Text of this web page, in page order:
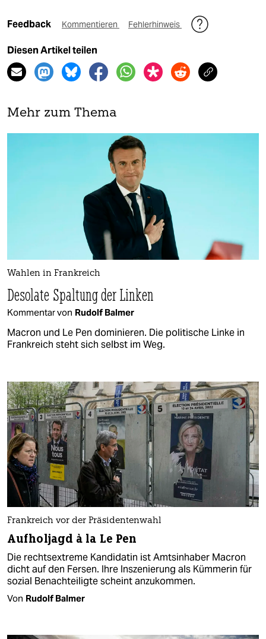
Feedback Kommentieren Fehlerhinweis
Diesen Artikel teilen
Mehr zum Thema
Wahlen in Frankreich
Desolate Spaltung der Linken
Kommentar von Rudolf Balmer
Macron und Le Pen dominieren. Die politische Linke in
Frankreich steht sich selbst im Weg.
Frankreich vor der Präsidentenwahl
Aufholjagd à la Le Pen
Die rechtsextreme Kandidatin ist Amtsinhaber Macron
dicht auf den Fersen. Ihre Inszenierung als Kümmerin für
sozial Benachteiligte scheint anzukommen.
Von Rudolf Balmer